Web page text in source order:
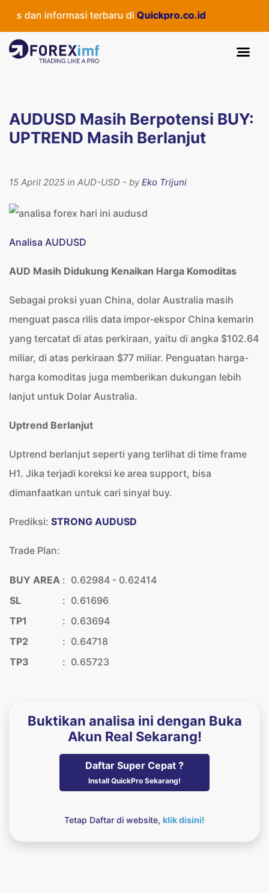
dan informasi terbaru di Quickpro.co.id
AUDUSD Masih Berpotensi BUY:
UPTREND Masih Berlanjut
15 April 2025 in AUD-USD - byEko Trijuni
Analisa AUDUSD
AUD Masih Didukung Kenaikan Harga Komoditas
Sebagai proksi yuan China, dolar Australia masih
menguat pasca rilis data impor-ekspor China kemarin
yang tercatat di atas perkiraan, yaitu di angka $102.64
miliar, di atas perkiraan $77 miliar. Penguatan harga-
harga komoditas juga memberikan dukungan lebih
lanjut untuk Dolar Australia.
Uptrend Berlanjut
Uptrend berlanjut seperti yang terlihat di time frame
H1. Jika terjadi koreksi ke area support, bisa
dimanfaatkan untuk cari sinyal buy.
Prediksi: STRONG AUDUSD
Trade Plan:
BUY AREA : 0.62984 - 0.62414
SL
: 0.61696
TP1
: 0.63694
TP2
: 0.64718
TP3
: 0.65723
Buktikan analisa ini dengan Buka
Akun Real Sekarang!
Daftar Super Cepat ?
Install QuickPro Sekarang!
Tetap Daftar di website, klik disini!